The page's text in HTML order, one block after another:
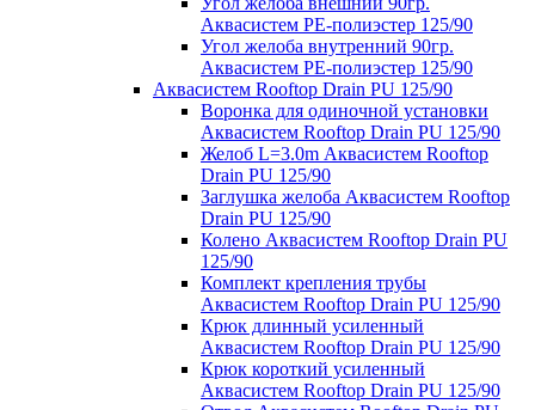
Аквасистем PE-полиэстер 125/90
Угол желоба внутренний 90гр.
Аквасистем PE-полиэстер 125/90
Аквасистем Rooftop Drain PU 125/90
Воронка для одиночной установки
Аквасистем Rooftop Drain PU 125/90
Желоб L=3.0m Аквасистем Rooftop
Drain PU 125/90
Заглушка желоба Аквасистем Rooftop
Drain PU 125/90
Колено Аквасистем Rooftop Drain PU
125/90
Комплект крепления трубы
Аквасистем Rooftop Drain PU 125/90
Крюк длинный усиленный
Аквасистем Rooftop Drain PU 125/90
Крюк короткий усиленный
Аквасистем Rooftop Drain PU 125/90